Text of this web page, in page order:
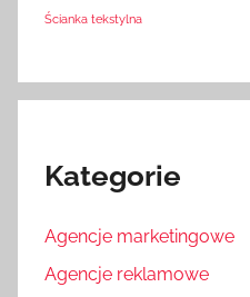
Ścianka tekstylna
Kategorie
Agencje marketingowe
Agencje reklamowe